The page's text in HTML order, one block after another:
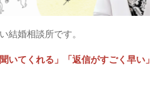
結婚相談所です。
いてくれる」「返信がすごく早い」